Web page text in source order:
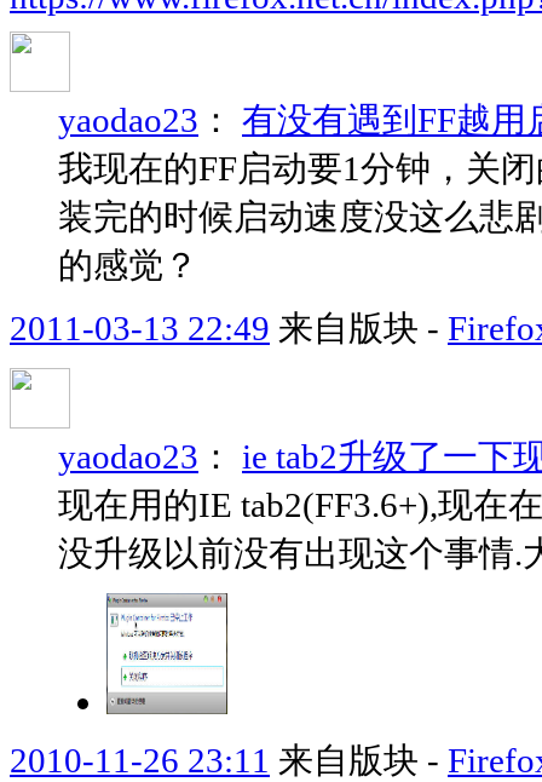
yaodao23 ： 有没有遇到FF越
我现在的FF启动要1分钟，关
装完的时候启动速度没这么悲
的感觉？
2011-03-13 22:49 来自版块 -
yaodao23 ： ie tab2升级了一下
现在用的IE tab2(FF3.6+),现在
没升级以前没有出现这个事情.
2010-11-26 23:11 来自版块 -